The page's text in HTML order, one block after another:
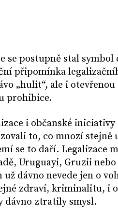
se postupně stal symbol
připomínka
„hulit“, ale i otevřenou
prohibice.
i občanské
to, co mnozí stejně
se to daří. Legalizace
Uruguayi, Gruzii
dávno nevede jen o
zdraví, kriminalitu, i
dávno ztratily smysl.